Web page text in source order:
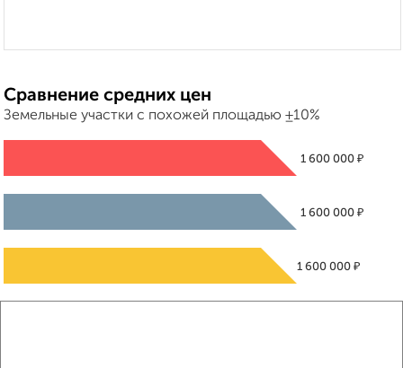
Сравнение средних цен
Земельные участки с похожей площадью ±10%
1 600 000 ₽
1 600 000 ₽
1 600 000 ₽